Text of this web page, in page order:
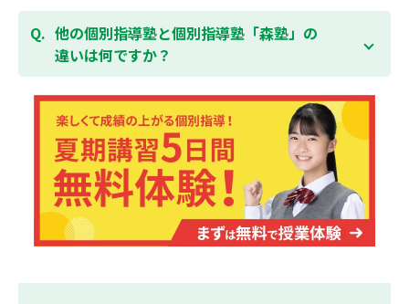
集団指導塾は多人数の生徒に対して授業を行う学校の
授業と似たスタイルでの指導となりますが、個別指導
塾の森塾は一人ひとりの学習スピードに合わせて個別
に指導します。
他の個別指導塾と個別指導塾「森塾」の
違いは何ですか？
個別指導塾の森塾は、「先生1人に生徒2人まで」の個
別指導で、「1科目＋20点の成績保証」が大評判の塾
です。しかも、「保護者様にも安心の授業料」で、多
くの保護者様からご好評いただいております。